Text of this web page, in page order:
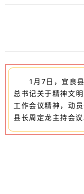
1月7日，宜良
总书记关于精神文
工作会议精神，动
县长周定龙主持会议